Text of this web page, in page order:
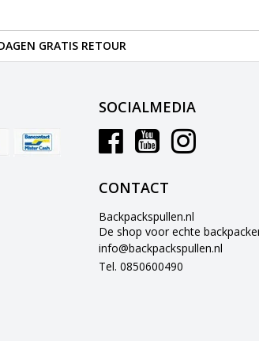
GRATIS RETOUR
SOCIALMEDIA
CONTACT
Backpackspullen.nl
De shop voor echte
info@backpackspullen.nl
Tel. 0850600490